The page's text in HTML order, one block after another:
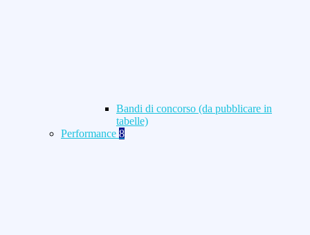
Bandi di concorso (da pubblicare in
tabelle)
Performance 8